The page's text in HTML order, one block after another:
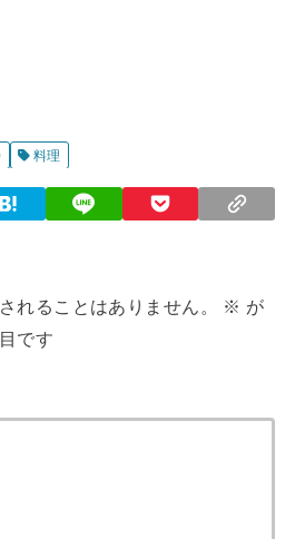
料理
れることはありません。 ※ が
です